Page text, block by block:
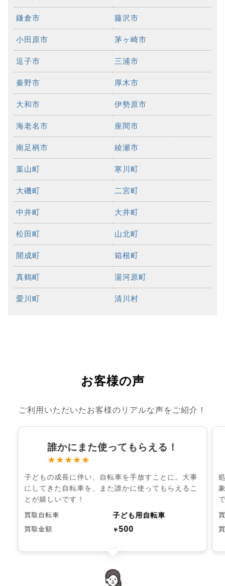
鎌倉市 藤沢市
小田原市 茅ヶ崎市
逗子市 三浦市
秦野市 厚木市
大和市 伊勢原市
海老名市 座間市
南足柄市 綾瀬市
葉山町 寒川町
大磯町 二宮町
中井町 大井町
松田町 山北町
開成町 箱根町
真鶴町 湯河原町
愛川町 清川村
お客様の声
ご利用いただいたお客様のリアルな声をご紹介！
誰かにまた使ってもらえる！
★★★★★
子どもの成長に伴い、自転車を手放すことに。大事
にしてきた自転車を、また誰かに使ってもらえるこ
とが嬉しいです！
買取自転車 子ども用自転車
買取金額 ￥500
chevron_left chevron_right